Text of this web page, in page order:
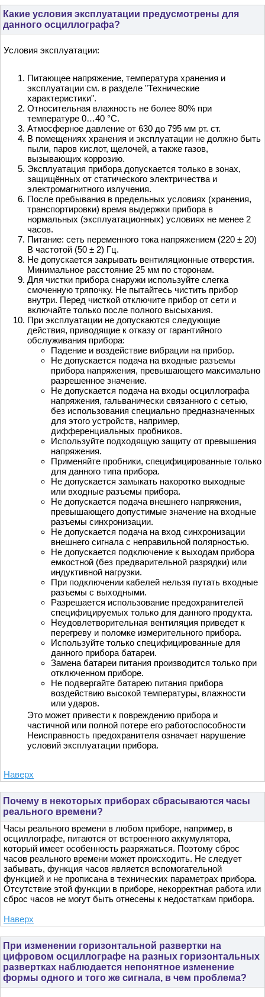
Какие условия эксплуатации предусмотрены для
данного осциллографа?
Условия эксплуатации:
Питающее напряжение, температура хранения и
эксплуатации см. в разделе "Технические
характеристики".
Относительная влажность не более 80% при
температуре 0…40 °С.
Атмосферное давление от 630 до 795 мм рт. ст.
В помещениях хранения и эксплуатации не должно быть
пыли, паров кислот, щелочей, а также газов,
вызывающих коррозию.
Эксплуатация прибора допускается только в зонах,
защищённых от статического электричества и
электромагнитного излучения.
После пребывания в предельных условиях (хранения,
транспортировки) время выдержки прибора в
нормальных (эксплуатационных) условиях не менее 2
часов.
Питание: сеть переменного тока напряжением (220 ± 20)
В частотой (50 ± 2) Гц.
Не допускается закрывать вентиляционные отверстия.
Минимальное расстояние 25 мм по сторонам.
Для чистки прибора снаружи используйте слегка
смоченную тряпочку. Не пытайтесь чистить прибор
внутри. Перед чисткой отключите прибор от сети и
включайте только после полного высыхания.
При эксплуатации не допускаются следующие
действия, приводящие к отказу от гарантийного
обслуживания прибора:
Падение и воздействие вибрации на прибор.
Не допускается подача на входные разъемы
прибора напряжения, превышающего максимально
разрешенное значение.
Не допускается подача на входы осциллографа
напряжения, гальванически связанного с сетью,
без использования специально предназначенных
для этого устройств, например,
дифференциальных пробников.
Используйте подходящую защиту от превышения
напряжения.
Применяйте пробники, специфицированные только
для данного типа прибора.
Не допускается замыкать накоротко выходные
или входные разъемы прибора.
Не допускается подача внешнего напряжения,
превышающего допустимые значение на входные
разъемы синхронизации.
Не допускается подача на вход синхронизации
внешнего сигнала с неправильной полярностью.
Не допускается подключение к выходам прибора
емкостной (без предварительной разрядки) или
индуктивной нагрузки.
При подключении кабелей нельзя путать входные
разъемы с выходными.
Разрешается использование предохранителей
специфицируемых только для данного продукта.
Неудовлетворительная вентиляция приведет к
перегреву и поломке измерительного прибора.
Используйте только специфицированные для
данного прибора батареи.
Замена батареи питания производится только при
отключенном приборе.
Не подвергайте батарею питания прибора
воздействию высокой температуры, влажности
или ударов.
Это может привести к повреждению прибора и
частичной или полной потере его работоспособности
Неисправность предохранителя означает нарушение
условий эксплуатации прибора.
Наверх
Почему в некоторых приборах сбрасываются часы
реального времени?
Часы реального времени в любом приборе, например, в
осциллографе, питаются от встроенного аккумулятора,
который имеет особенность разряжаться. Поэтому сброс
часов реального времени может происходить. Не следует
забывать, функция часов является вспомогательной
функцией и не прописана в технических параметрах прибора.
Отсутствие этой функции в приборе, некорректная работа или
сброс часов не могут быть отнесены к недостаткам прибора.
Наверх
При изменении горизонтальной развертки на
цифровом осциллографе на разных горизонтальных
развертках наблюдается непонятное изменение
формы одного и того же сигнала, в чем проблема?